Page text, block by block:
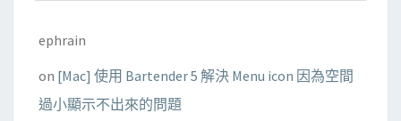
ephrain
on [Mac] 使用 Bartender 5 解決 Menu icon 因為空間
過小顯示不出來的問題